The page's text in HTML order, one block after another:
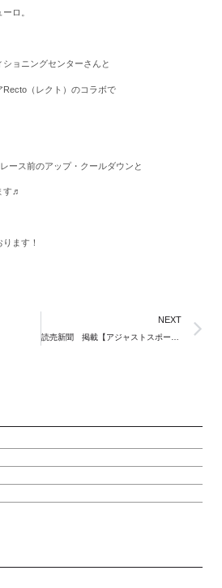
ロ。
ョニングセンターさんと
（レクト）のコラボで
ース前のアップ・クールダウンと
す♬
ます！
NEXT